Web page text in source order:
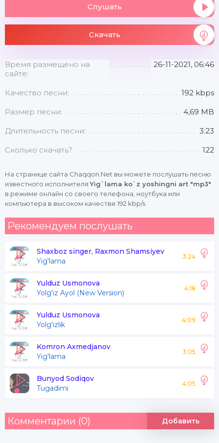
Слушать
Скачать
Время размещено на
сайте:
26-11-2021, 06:46
Качество песни: 192 kbps
Размер песни: 4,69 MB
Длительность песни: 3:23
Сколько скачать? 122
На странице сайта Chaqqon.Net вы можете послушать песню
известного исполнителяYig`lama ko`z yoshingni art "mp3"
в режиме онлайн со своего телефона, ноутбука или
компьютера в высоком качестве 192 kbp/s.
Рекомендуем послушать
Shaxboz singer, Raxmon Shamsiyev
Yig'lama
3:24
Yulduz Usmonova
Yolg'iz Ayol (New Version)
4:18
Yulduz Usmonova
Yolg'izlik
4:09
Komron Axmedjanov
Yig'lama
3:05
Bunyod Sodiqov
Tugadimi
4:05
Комментарии (0) Добавить